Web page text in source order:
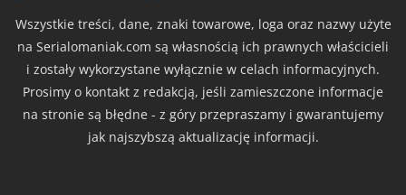
Wszystkie treści, dane, znaki towarowe, loga oraz nazwy użyte
na Serialomaniak.com są własnością ich prawnych właścicieli
i zostały wykorzystane wyłącznie w celach informacyjnych.
Prosimy o kontakt z redakcją, jeśli zamieszczone informacje
na stronie są błędne - z góry przepraszamy i gwarantujemy
jak najszybszą aktualizację informacji.